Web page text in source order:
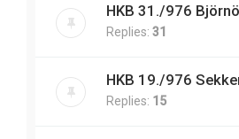
HKB 31./976
Replies: 31
HKB 19./976
Replies: 15